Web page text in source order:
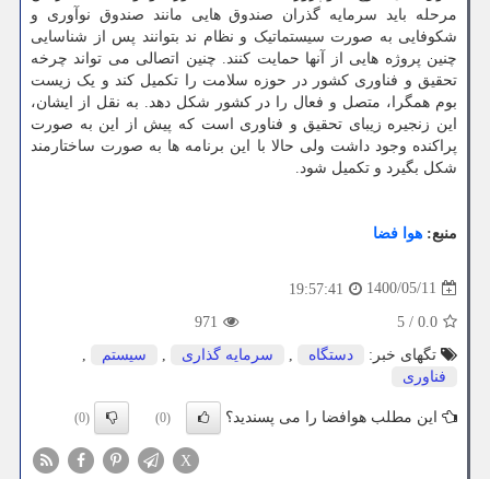
مرحله باید سرمایه گذران صندوق هایی مانند صندوق نوآوری و
شکوفایی به صورت سیستماتیک و نظام ند بتوانند پس از شناسایی
چنین پروژه هایی از آنها حمایت کنند. چنین اتصالی می تواند چرخه
تحقیق و فناوری کشور در حوزه سلامت را تکمیل کند و یک زیست
بوم همگرا، متصل و فعال را در کشور شکل دهد. به نقل از ایشان،
این زنجیره زیبای تحقیق و فناوری است که پیش از این به صورت
پراکنده وجود داشت ولی حالا با این برنامه ها به صورت ساختارمند
شکل بگیرد و تکمیل شود.
منبع: هوا فضا
1400/05/11
19:57:41
0.0
/
5
971
تگهای خبر:
دستگاه , سرمایه گذاری , سیستم
,
فناوری
این مطلب هوافضا را می پسندید؟ (0)
(0)
X